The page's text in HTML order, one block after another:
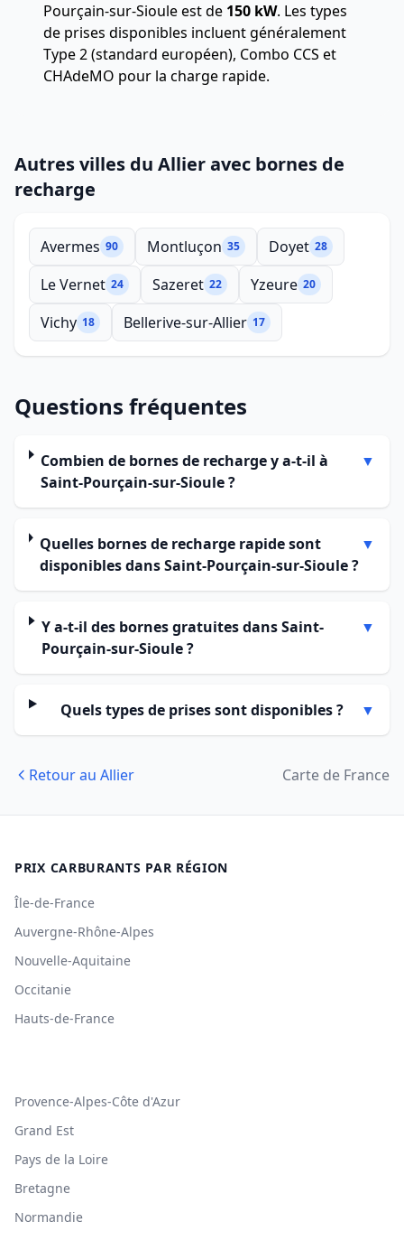
Pourçain-sur-Sioule est de 150 kW. Les types
de prises disponibles incluent généralement
Type 2 (standard européen), Combo CCS et
CHAdeMO pour la charge rapide.
Autres villes du Allier avec bornes de
recharge
Avermes 90 Montluçon 35 Doyet 28
Le Vernet 24 Sazeret 22 Yzeure 20
Vichy 18 Bellerive-sur-Allier 17
Questions fréquentes
Combien de bornes de recharge y a-t-il à
Saint-Pourçain-sur-Sioule ?
▼
Quelles bornes de recharge rapide sont
disponibles dans Saint-Pourçain-sur-Sioule ?
▼
Y a-t-il des bornes gratuites dans Saint-
Pourçain-sur-Sioule ?
▼
Quels types de prises sont disponibles ? ▼
Retour au Allier Carte de France
PRIX CARBURANTS PAR RÉGION
Île-de-France
Auvergne-Rhône-Alpes
Nouvelle-Aquitaine
Occitanie
Hauts-de-France
Provence-Alpes-Côte d'Azur
Grand Est
Pays de la Loire
Bretagne
Normandie